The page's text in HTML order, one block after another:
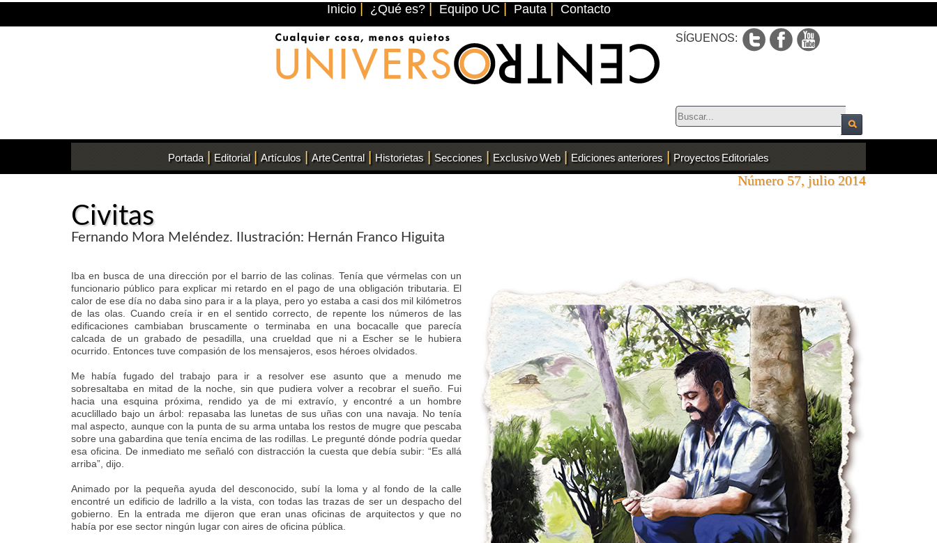
Inicio ¿Qué es? Equipo UC Pauta Contacto
SÍGUENOS:
Portada | Editorial | Artículos | Arte Central | Historietas | Secciones | Exclusivo Web | Ediciones anteriores | Proyectos Editoriales
Número 57, julio 2014
Civitas
Fernando Mora Meléndez. Ilustración: Hernán Franco Higuita
Iba en busca de una dirección por el barrio de las colinas. Tenía que vérmelas con un
funcionario público para explicar mi retardo en el pago de una obligación tributaria. El
calor de ese día no daba sino para ir a la playa, pero yo estaba a casi dos mil kilómetros
de las olas. Cuando creía ir en el sentido correcto, de repente los números de las
edificaciones cambiaban bruscamente o terminaba en una bocacalle que parecía
calcada de un grabado de pesadilla, una crueldad que ni a Escher se le hubiera
ocurrido. Entonces tuve compasión de los mensajeros, esos héroes olvidados.
Me había fugado del trabajo para ir a resolver ese asunto que a menudo me
sobresaltaba en mitad de la noche, sin que pudiera volver a recobrar el sueño. Fui
hacia una esquina próxima, rendido ya de mi extravío, y encontré a un hombre
acuclillado bajo un árbol: repasaba las lunetas de sus uñas con una navaja. No tenía
mal aspecto, aunque con la punta de su arma untaba los restos de mugre que pescaba
sobre una gabardina que tenía encima de las rodillas. Le pregunté dónde podría quedar
esa oficina. De inmediato me señaló con distracción la cuesta que debía subir: “Es allá
arriba”, dijo.
Animado por la pequeña ayuda del desconocido, subí la loma y al fondo de la calle
encontré un edificio de ladrillo a la vista, con todas las trazas de ser un despacho del
gobierno. En la entrada me dijeron que eran unas oficinas de arquitectos y que no
había por ese sector ningún lugar con aires de oficina pública.